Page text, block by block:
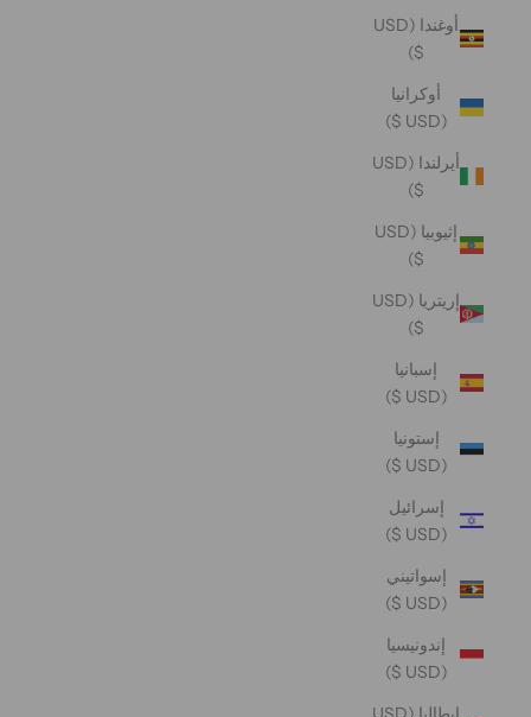
أوغندا (USD
$)
أوكرانيا
(USD $)
أيرلندا (USD
$)
إثيوبيا (USD
$)
إريتريا (USD
$)
إسبانيا
(USD $)
إستونيا
(USD $)
إسرائيل
(USD $)
إسواتيني
(USD $)
إندونيسيا
(USD $)